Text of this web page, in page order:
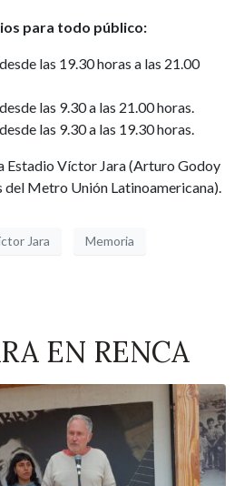
para todo público:
las 19.30 horas a las 21.00
las 9.30 a las 21.00 horas.
las 9.30 a las 19.30 horas.
Estadio Víctor Jara (Arturo Godoy
del Metro Unión Latinoamericana).
Jara Memoria
EN RENCA